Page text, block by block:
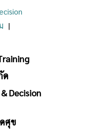
|
ด
Decision
ศุข